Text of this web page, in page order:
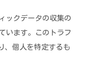
ックデータの収集の
います。このトラフ
、個人を特定するも